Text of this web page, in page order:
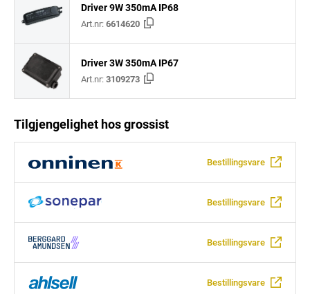
Driver 9W 350mA IP68
Art.nr:6614620
Driver 3W 350mA IP67
Art.nr:3109273
Tilgjengelighet hos grossist
Bestillingsvare
Bestillingsvare
Bestillingsvare
Bestillingsvare